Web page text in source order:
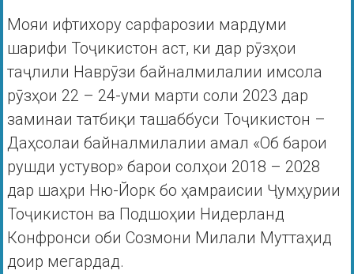
Мояи ифтихору сарфарозии мардуми
шарифи Тоҷикистон аст, ки дар рӯзҳои
таҷлили Наврӯзи байналмилалии имсола
рӯзҳои 22 – 24-уми марти соли 2023 дар
заминаи татбиқи ташаббуси Тоҷикистон –
Даҳсолаи байналмилалии амал «Об барои
рушди устувор» барои солҳои 2018 – 2028
дар шаҳри Ню-Йорк бо ҳамраисии Ҷумҳурии
Тоҷикистон ва Подшоҳии Нидерланд
Конфронси оби Созмони Милали Муттаҳид
доир мегардад.